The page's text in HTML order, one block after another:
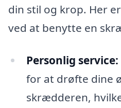
din stil og krop. Her
ved at benytte en
Personlig service:
for at drøfte dine
skrædderen,